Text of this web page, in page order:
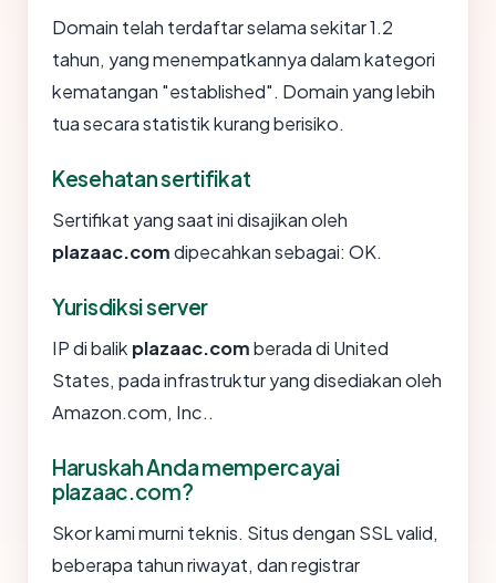
Domain telah terdaftar selama sekitar 1.2
tahun, yang menempatkannya dalam kategori
kematangan "established". Domain yang lebih
tua secara statistik kurang berisiko.
Kesehatan sertifikat
Sertifikat yang saat ini disajikan oleh
plazaac.comdipecahkan sebagai: OK.
Yurisdiksi server
IP di balik plazaac.comberada di United
States, pada infrastruktur yang disediakan oleh
Amazon.com, Inc..
Haruskah Anda mempercayai
plazaac.com?
Skor kami murni teknis. Situs dengan SSL valid,
beberapa tahun riwayat, dan registrar